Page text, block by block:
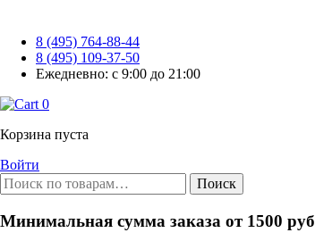
8 (495) 764-88-44
8 (495) 109-37-50
Ежедневно: с 9:00 до 21:00
0
Корзина пуста
Войти
Поиск
Минимальная сумма заказа от 1500 руб